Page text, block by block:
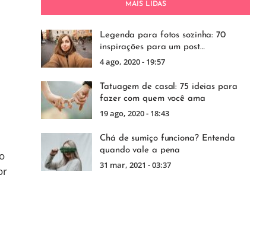
MAIS LIDAS
Legenda para fotos sozinha: 70
inspirações para um post…
4 ago, 2020 - 19:57
Tatuagem de casal: 75 ideias para
fazer com quem você ama
19 ago, 2020 - 18:43
Chá de sumiço funciona? Entenda
quando vale a pena
31 mar, 2021 - 03:37